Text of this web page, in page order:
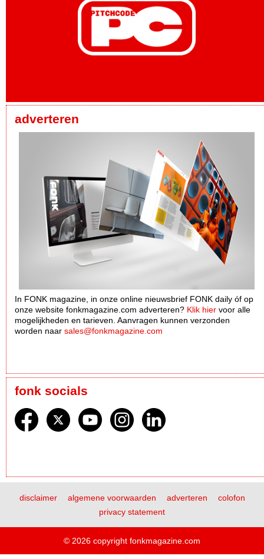
adverteren
In FONK magazine, in onze online nieuwsbrief FONK daily óf op
onze website fonkmagazine.com adverteren? Klik hier voor alle
mogelijkheden en tarieven. Aanvragen kunnen verzonden
worden naar sales@fonkmagazine.com
fonk socials
disclaimer algemene voorwaarden adverteren
colofon
privacy statement
© 2026 copyright fonkmagazine.com